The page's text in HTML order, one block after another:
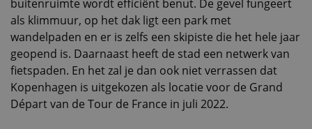
buitenruimte wordt efficiënt benut. De gevel fungeert
als klimmuur, op het dak ligt een park met
wandelpaden en er is zelfs een skipiste die het hele jaar
geopend is. Daarnaast heeft de stad een netwerk van
fietspaden. En het zal je dan ook niet verrassen dat
Kopenhagen is uitgekozen als locatie voor de Grand
Départ van de Tour de France in juli 2022.